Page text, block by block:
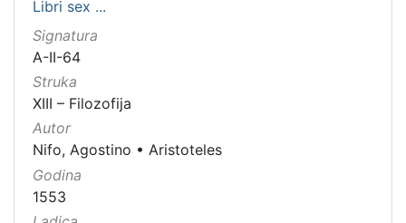
Libri sex ...
Signatura
A-II-64
Struka
XIII – Filozofija
Autor
Nifo, Agostino • Aristoteles
Godina
1553